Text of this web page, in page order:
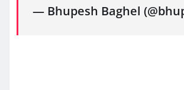
— Bhupesh Baghel